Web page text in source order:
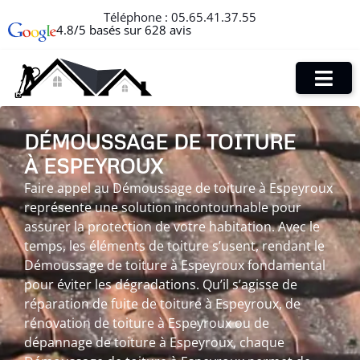
Téléphone : 05.65.41.37.55
4.8/5 basés sur 628 avis
DÉMOUSSAGE DE TOITURE
À ESPEYROUX
Faire appel au Démoussage de toiture à Espeyroux
représente une solution incontournable pour
assurer la protection de votre habitation. Avec le
temps, les éléments de toiture s’usent, rendant le
Démoussage de toiture à Espeyroux fondamental
pour éviter les dégradations. Qu’il s’agisse de
réparation de fuite de toiture à Espeyroux, de
rénovation de toiture à Espeyroux ou de
dépannage de toiture à Espeyroux, chaque